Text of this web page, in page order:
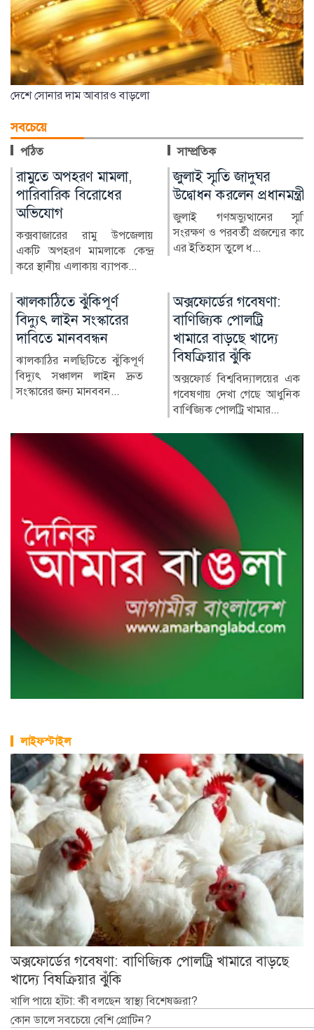
দেশে সোনার দাম আবারও বাড়লো
সবচেয়ে
পঠিত সাম্প্রতিক
জুলাই স্মৃতি জাদুঘর
উদ্বোধন করলেন প্রধানমন্ত্রী
জুলাই গণঅভ্যুত্থানের স্মৃতি
সংরক্ষণ ও পরবর্তী প্রজন্মের কাছে
এর ইতিহাস তুলে ধ...
আল-আকসা দখলের পথে
ইসরাইল
জেরুজালেমের পবিত্র আল-আকসা
মসজিদ ও ডোম অব দ্য রক ঘিরে
পরিস্থিতি উত্তপ্ত হয়ে উ...
অক্সফোর্ডের গবেষণা:
বাণিজ্যিক পোলট্রি
খামারে বাড়ছে খাদ্যে
বিষক্রিয়ার ঝুঁকি
অক্সফোর্ড বিশ্ববিদ্যালয়ের এক
গবেষণায় দেখা গেছে আধুনিক
হোয়াটসঅ্যাপের ৬ দারুণ
ফিচার
হোয়াটসঅ্যাপ শুধু বার্তা আদান-
প্রদান নয়, ভয়েস ও ভিডিও
কল, ফাইল শেয়ারিংসহ নানা...
লাইফস্টাইল
অক্সফোর্ডের গবেষণা: বাণিজ্যিক পোলট্রি খামারে বাড়ছে
খাদ্যে বিষক্রিয়ার ঝুঁকি
খালি পায়ে হাঁটা: কী বলছেন স্বাস্থ্য বিশেষজ্ঞরা?
কোন ডালে সবচেয়ে বেশি প্রোটিন?